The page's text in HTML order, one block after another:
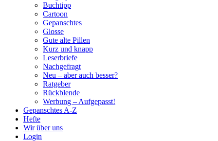
Buchtipp
Cartoon
Gepanschtes
Glosse
Gute alte Pillen
Kurz und knapp
Leserbriefe
Nachgefragt
Neu – aber auch besser?
Ratgeber
Rückblende
Werbung – Aufgepasst!
Gepanschtes A-Z
Hefte
Wir über uns
Login